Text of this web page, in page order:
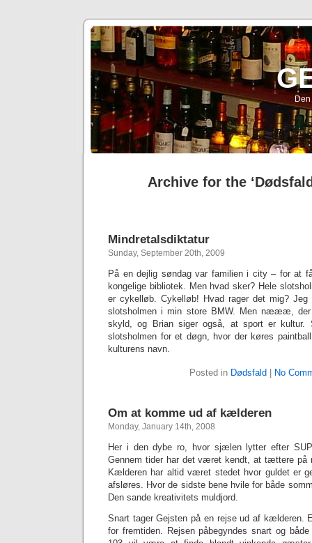
Archive for the
Mindretalsdiktatur
Sunday, September 20th, 2009
På en dejlig søndag var familien i city – for at
kongelige bibliotek. Men hvad sker? Hele
er cykelløb. Cykelløb! Hvad rager det mig?
slotsholmen i min store BMW. Men næææ, der
skyld, og Brian siger også, at sport er kultur.
slotsholmen for et døgn, hvor der køres
kulturens navn.
Posted in Dødsfald No
Om at komme ud af kælderen
Monday, January 14th, 2008
Her i den dybe ro, hvor sjælen lytter efter
Gennem tider har det været kendt, at tættere på
Kælderen har altid været stedet hvor guldet er
afsløres. Hvor de sidste bene hvile for både
Den sande kreativitets muldjord.
Snart tager Gejsten på en rejse ud af kælderen.
for fremtiden. Rejsen påbegyndes snart og